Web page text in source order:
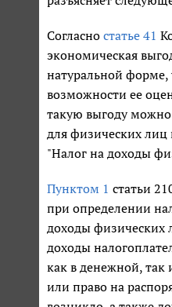
Согласно статье 41
экономическая
натуральной форме,
возможности ее
такую выгоду
для физических лиц
"Налог на доходы
Пунктом 1 статьи
при определении
доходы физических
доходы
как в денежной, так
или право на